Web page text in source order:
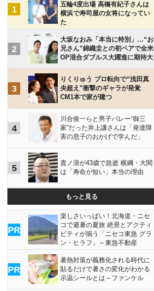
1
五輪4度出場 高橋有紀子さんは
横浜で寿司屋の女将になってい
た
2
大坂なおみ「本当に特別」…“お
兄さん”錦織圭との初ペアで全米
OP混合ダブルス大躍進に期待大
3
りくりゅう プロ転向で“浅田真
央超え”衝撃のギャラが発覚
CM1本で家が建つ
4
川合俊一らと男子バレー“御三
家”だった井上謙さんは「発達障
害の息子のおかげで学んだ」
5
貴ノ浪が43歳で急逝 横綱・大関
は「寿命が短い」本当の理由
もっと見る
PR
楽しさいっぱい！北海道・ニセ
コで避暑の夏旅 絶景とアクティ
ビティが揃う「ニセコ東急 グラ
ン・ヒラフ」～東急不動産
PR
暑熱対策が義務化される時代に
貼るだけで暑さの変化がわかる
示温シールとは～ファンケル